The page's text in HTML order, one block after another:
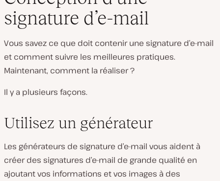
signature d’e-mail
Vous savez ce que doit contenir une signature d’e-mail
et comment suivre les meilleures pratiques.
Maintenant, comment la réaliser ?
Il y a plusieurs façons.
Utilisez un générateur
Les générateurs de signature d’e-mail vous aident à
créer des signatures d’e-mail de grande qualité en
ajoutant vos informations et vos images à des